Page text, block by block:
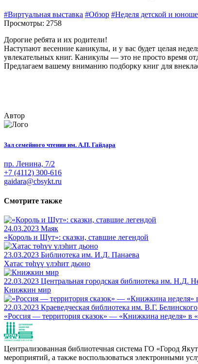
#Виртуальная выставка #Обзор #Неделя детской и
Просмотры: 2758
Дорогие ребята и их родители!
Наступают весенние каникулы, и у вас будет целая
увлекательных книг. Каникулы — это не просто время
Предлагаем вашему вниманию подборку книг для
Автор
Зал семейного чтения им. А.П. Гайдара
пр. Ленина, 7/2
+7 (4112) 300-616
gaidara@cbsykt.ru
Смотрите также
24.03.2023 Маяк
«Король и Шут»: сказки, ставшие легендой
23.03.2023 Библиотека им. И.Д. Панаева
Хатас төһүү үлэһит дьоно
22.03.2023 Центральная городская библиотека им. Н.Д.
Книжкин мир
22.03.2023 Краеведческая библиотека им. В.Г. Белинского
«Россия — территория сказок» — «Книжкина неделя» в
Централизованная библиотечная система ГО «Город
мероприятий, а также воспользоваться электронными